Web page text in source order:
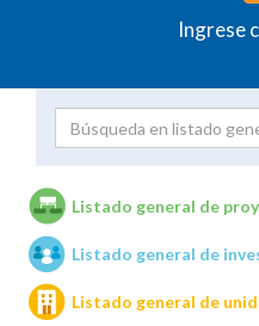
Ingrese
Unidades de
Listado general de
Listado general de
Listado general de